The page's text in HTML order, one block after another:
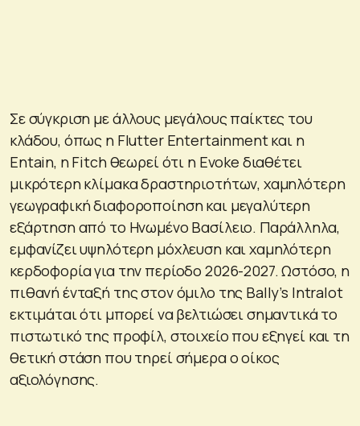
Σε σύγκριση με άλλους μεγάλους παίκτες του
κλάδου, όπως η Flutter Entertainment και η
Entain, η Fitch θεωρεί ότι η Evoke διαθέτει
μικρότερη κλίμακα δραστηριοτήτων, χαμηλότερη
γεωγραφική διαφοροποίηση και μεγαλύτερη
εξάρτηση από το Ηνωμένο Βασίλειο. Παράλληλα,
εμφανίζει υψηλότερη μόχλευση και χαμηλότερη
κερδοφορία για την περίοδο 2026-2027. Ωστόσο, η
πιθανή ένταξή της στον όμιλο της Bally’s Intralot
εκτιμάται ότι μπορεί να βελτιώσει σημαντικά το
πιστωτικό της προφίλ, στοιχείο που εξηγεί και τη
θετική στάση που τηρεί σήμερα ο οίκος
αξιολόγησης.